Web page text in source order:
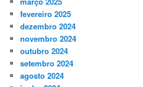
fevereiro 2025
dezembro 2024
novembro 2024
outubro 2024
setembro 2024
agosto 2024